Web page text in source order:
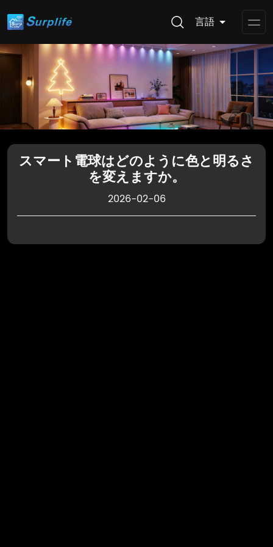
言語
スマート電球はどのように色と明るさ
を変えますか。
2026-02-06